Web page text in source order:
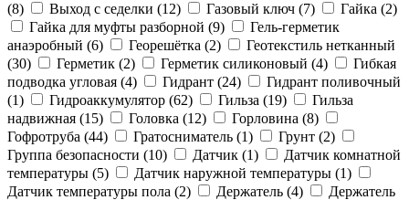
(8) Выход c седелки (12) Газовый ключ (7) Гайка (2)
Гайка для муфты разборной (9)
Гель-герметик
анаэробный (6) Георешётка (2)
Геотекстиль нетканный
(30) Герметик (2) Герметик силиконовый (4)
Гибкая
подводка угловая (4) Гидрант (24)
Гидрант поливочный
(1) Гидроаккумулятор (62) Гильза (19)
Гильза
надвижная (15) Головка (12) Горловина (8)
Гофротруба (44) Гратосниматель (1) Грунт (2)
Группа безопасности (10) Датчик (1)
Датчик комнатной
температуры (5) Датчик наружной температуры (1)
Датчик температуры пола (2) Держатель (4)
Держатель